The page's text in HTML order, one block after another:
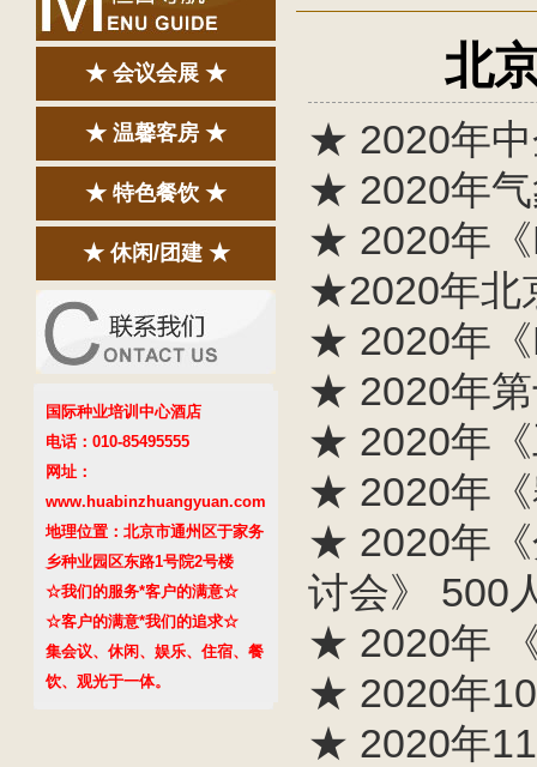
★ 会议会展 ★
★ 温馨客房 ★
★ 特色餐饮 ★
★ 休闲/团建 ★
国际种业培训中心酒店
电话：010-85495555
网址：
www.huabinzhuangyuan.com
地理位置：北京市通州区于家务
乡种业园区东路1号院2号楼
☆我们的服务*客户的满意☆
☆客户的满意*我们的追求☆
集会议、休闲、娱乐、住宿、餐
饮、观光于一体。
北
★ 2020年中
★ 2020年气
★ 2020年《
★2020年北
★ 2020年《
★ 2020年第
★ 2020年《
★ 2020年《
★ 2020年《
讨会》 500
★ 2020年
★ 2020年
★ 2020年